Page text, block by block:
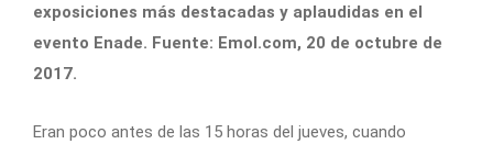
exposiciones más destacadas y aplaudidas en el
evento Enade. Fuente: Emol.com, 20 de octubre de
2017.
Eran poco antes de las 15 horas del jueves, cuando